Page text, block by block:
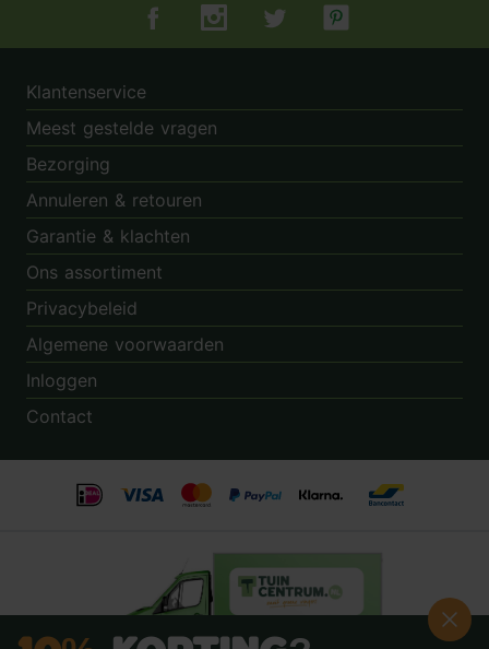
Tuincentrum.nl op Facebook
Tuincentrum.nl op Instagram
Tuincentrum.nl op Twitter
Tuincentrum.nl op
Klantenservice
Meest gestelde vragen
Bezorging
Annuleren & retouren
Garantie & klachten
Ons assortiment
Privacybeleid
Algemene voorwaarden
Inloggen
Contact